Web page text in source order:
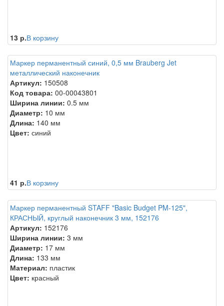
13 р.В корзину
Маркер перманентный синий, 0,5 мм Brauberg Jet
металлический наконечник
Артикул: 150508
Код товара: 00-00043801
Ширина линии: 0.5 мм
Диаметр: 10 мм
Длина: 140 мм
Цвет: синий
41 р.В корзину
Маркер перманентный STAFF "Basic Budget PM-125",
КРАСНЫЙ, круглый наконечник 3 мм, 152176
Артикул: 152176
Ширина линии: 3 мм
Диаметр: 17 мм
Длина: 133 мм
Материал: пластик
Цвет: красный